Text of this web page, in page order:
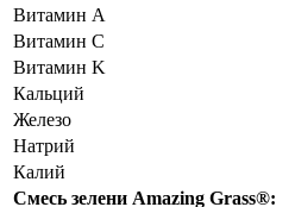
Витамин А
Витамин С
Витамин K
Кальций
Железо
Натрий
Калий
Смесь зелени Amazing Grass®: